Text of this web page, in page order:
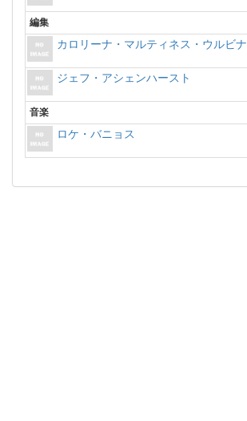
編集
カロリーナ・マルティネス・ウルビナ
ジェフ・アシェンハースト
音楽
ロケ・バニョス